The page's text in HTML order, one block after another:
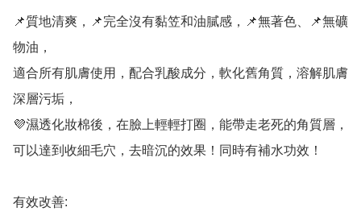
📌質地清爽，📌完全沒有黏笠和油膩感，📌無著色、📌無礦
物油，
適合所有肌膚使用，配合乳酸成分，軟化舊角質，溶解肌膚
深層污垢，
💜濕透化妝棉後，在臉上輕輕打圈，能帶走老死的角質層，
可以達到收細毛穴，去暗沉的效果！同時有補水功效！
有效改善: